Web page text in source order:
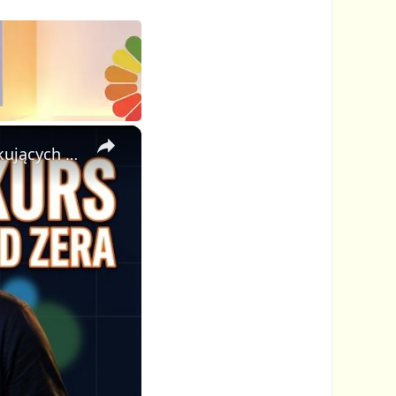
×
🎓 Jak Stworzyć Kurs Online od Zera — Pełny Tutorial dla Początkujących (Rejestracji do Publikacji)